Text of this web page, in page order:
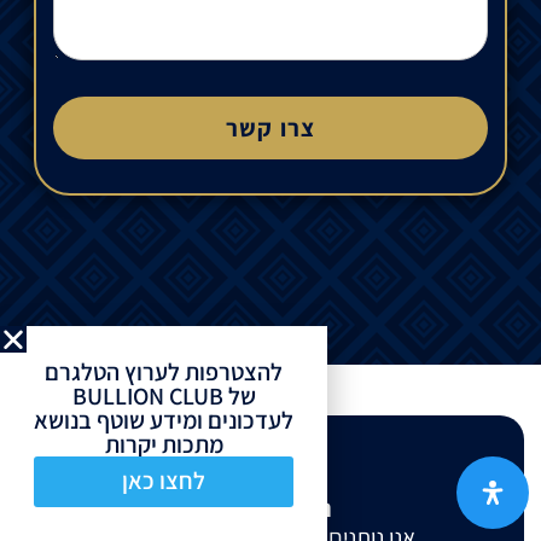
צרו קשר
המיקום שלנו
להצטרפות לערוץ הטלגרם
של BULLION CLUB
לעדכונים ומידע שוטף בנושא
מתכות יקרות
לחצו כאן